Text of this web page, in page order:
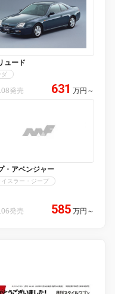
ュード
ダ
発売 631 万円 ～
・アベンジャー
イスラー・ジープ
発売 585 万円 ～